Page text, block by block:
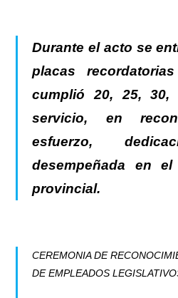
Durante el acto se
placas
cumplió 20, 25,
servicio, en
esfuerzo,
desempeñada en
provincial.
CEREMONIA DE
DE EMPLEADOS